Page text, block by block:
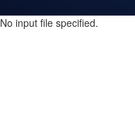
No input file specified.